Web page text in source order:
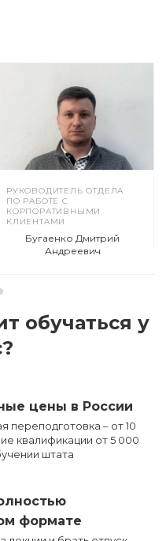
РУКОВОДИТЕЛЬ ОТДЕЛА
ПО РАБОТЕ С
КОРПОРАТИВНЫМИ
КЛИЕНТАМИ
Бугаенко Дмитрий
Андреевич
обучаться у
цены в России
переподготовка – от 10
квалификации от 5 000
штата
формате